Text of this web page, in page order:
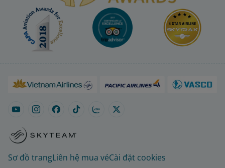
Sơ đồ trangLiên hệ mua véCài đặt cookies